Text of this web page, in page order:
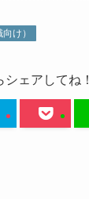
け）
シェアしてね！